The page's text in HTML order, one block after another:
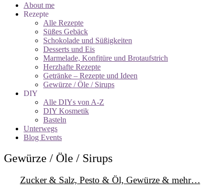
About me
Rezepte
Alle Rezepte
Süßes Gebäck
Schokolade und Süßigkeiten
Desserts und Eis
Marmelade, Konfitüre und Brotaufstrich
Herzhafte Rezepte
Getränke – Rezepte und Ideen
Gewürze / Öle / Sirups
DIY
Alle DIYs von A-Z
DIY Kosmetik
Basteln
Unterwegs
Blog Events
Gewürze / Öle / Sirups
Zucker & Salz, Pesto & Öl, Gewürze & mehr…